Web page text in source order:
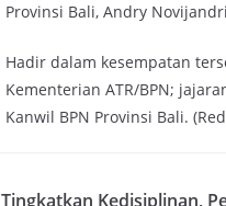
Provinsi Bali, Andry
Hadir dalam kesempatan
Kementerian ATR/BPN;
Kanwil BPN Provinsi Bali.
Tingkatkan Kedisiplinan,